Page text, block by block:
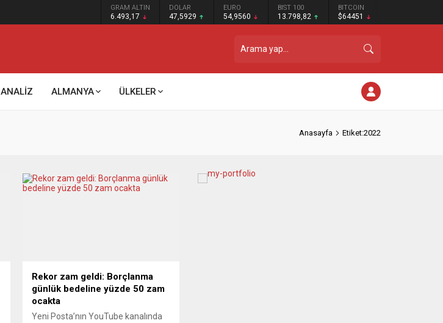
GRAM ALTIN
6.493,17
DOLAR
47,5929
EURO
54,9560
BIST 100
13.798,82
BITCOIN
$64451
ANALİZ ALMANYA ÜLKELER
Anasayfa Etiket:2022
Rekor zam geldi: Borçlanma
günlük bedeline yüzde 50 zam
ocakta
Yeni Posta’nın YouTube kanalında